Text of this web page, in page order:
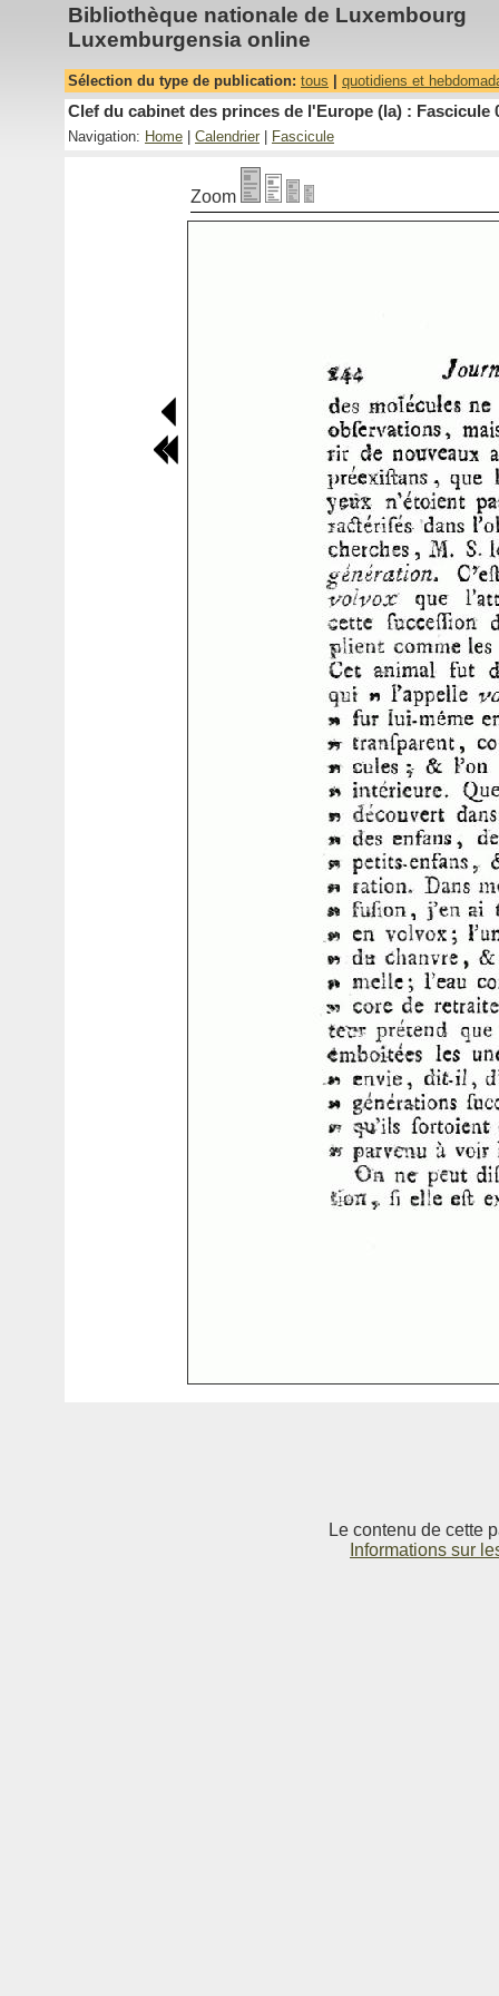
Bibliothèque nationale de Luxembourg
Luxemburgensia online
Sélection du type de publication: tous quotidiens et
Clef du cabinet des princes de l'Europe (la) : Fascicule
Navigation: Home Calendrier Fascicule
Zoom
Le contenu de cette
Informations sur